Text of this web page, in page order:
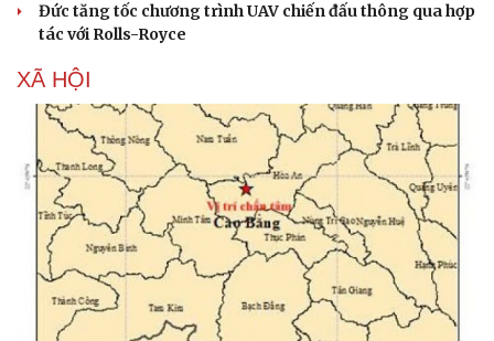
Đức tăng tốc chương trình UAV chiến đấu thông qua hợp
tác với Rolls-Royce
XÃ HỘI